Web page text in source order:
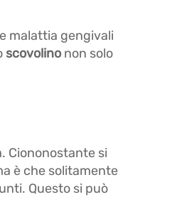
malattia gengivali
scovolino non solo
Ciononostante si
è che solitamente
Questo si può